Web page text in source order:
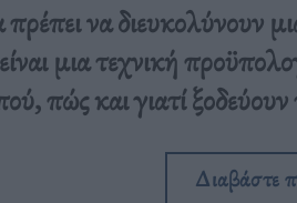
να διευκολύνουν
μια τεχνική
πώς και γιατί
Διαβάστε